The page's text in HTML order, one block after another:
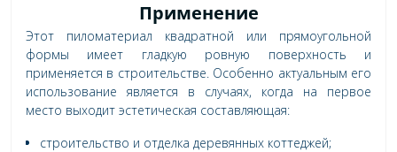
Применение
Этот пиломатериал квадратной или прямоугольной
формы имеет гладкую ровную поверхность и
применяется в строительстве. Особенно актуальным его
использование является в случаях, когда на первое
место выходит эстетическая составляющая:
строительство и отделка деревянных коттеджей;